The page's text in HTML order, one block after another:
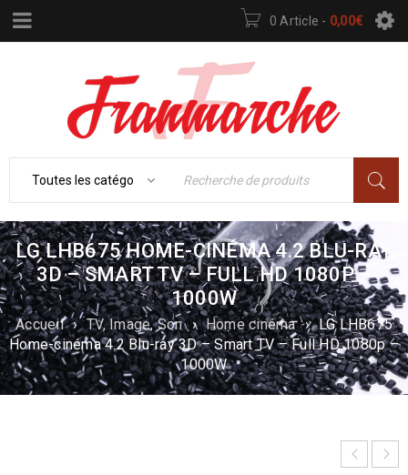
0 Article - 0,00€
LG LHB675 HOME-CINÉMA 4.2 BLU-RAY
3D – SMART TV – FULL HD 1080P –
1000W
Accueil › TV, Image, Son › Home cinéma › LG LHB675
Home-cinéma 4.2 Blu-ray 3D – Smart TV – Full HD 1080p –
1000W